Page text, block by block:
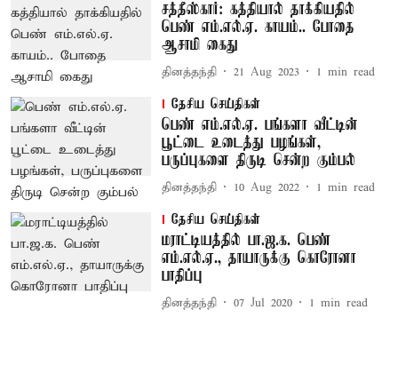
சத்தீஸ்கார்: கத்தியால் தாக்கியதில்
பெண் எம்.எல்.ஏ. காயம்.. போதை
ஆசாமி கைது
தினத்தந்தி 21 Aug 2023 1 min read
தேசிய செய்திகள்
பெண் எம்.எல்.ஏ. பங்களா வீட்டின்
பூட்டை உடைத்து பழங்கள்,
பருப்புகளை திருடி சென்ற கும்பல்
தினத்தந்தி 10 Aug 2022 1 min read
தேசிய செய்திகள்
மராட்டியத்தில் பா.ஜ.க. பெண்
எம்.எல்.ஏ., தாயாருக்கு கொரோனா
பாதிப்பு
தினத்தந்தி 07 Jul 2020 1 min read